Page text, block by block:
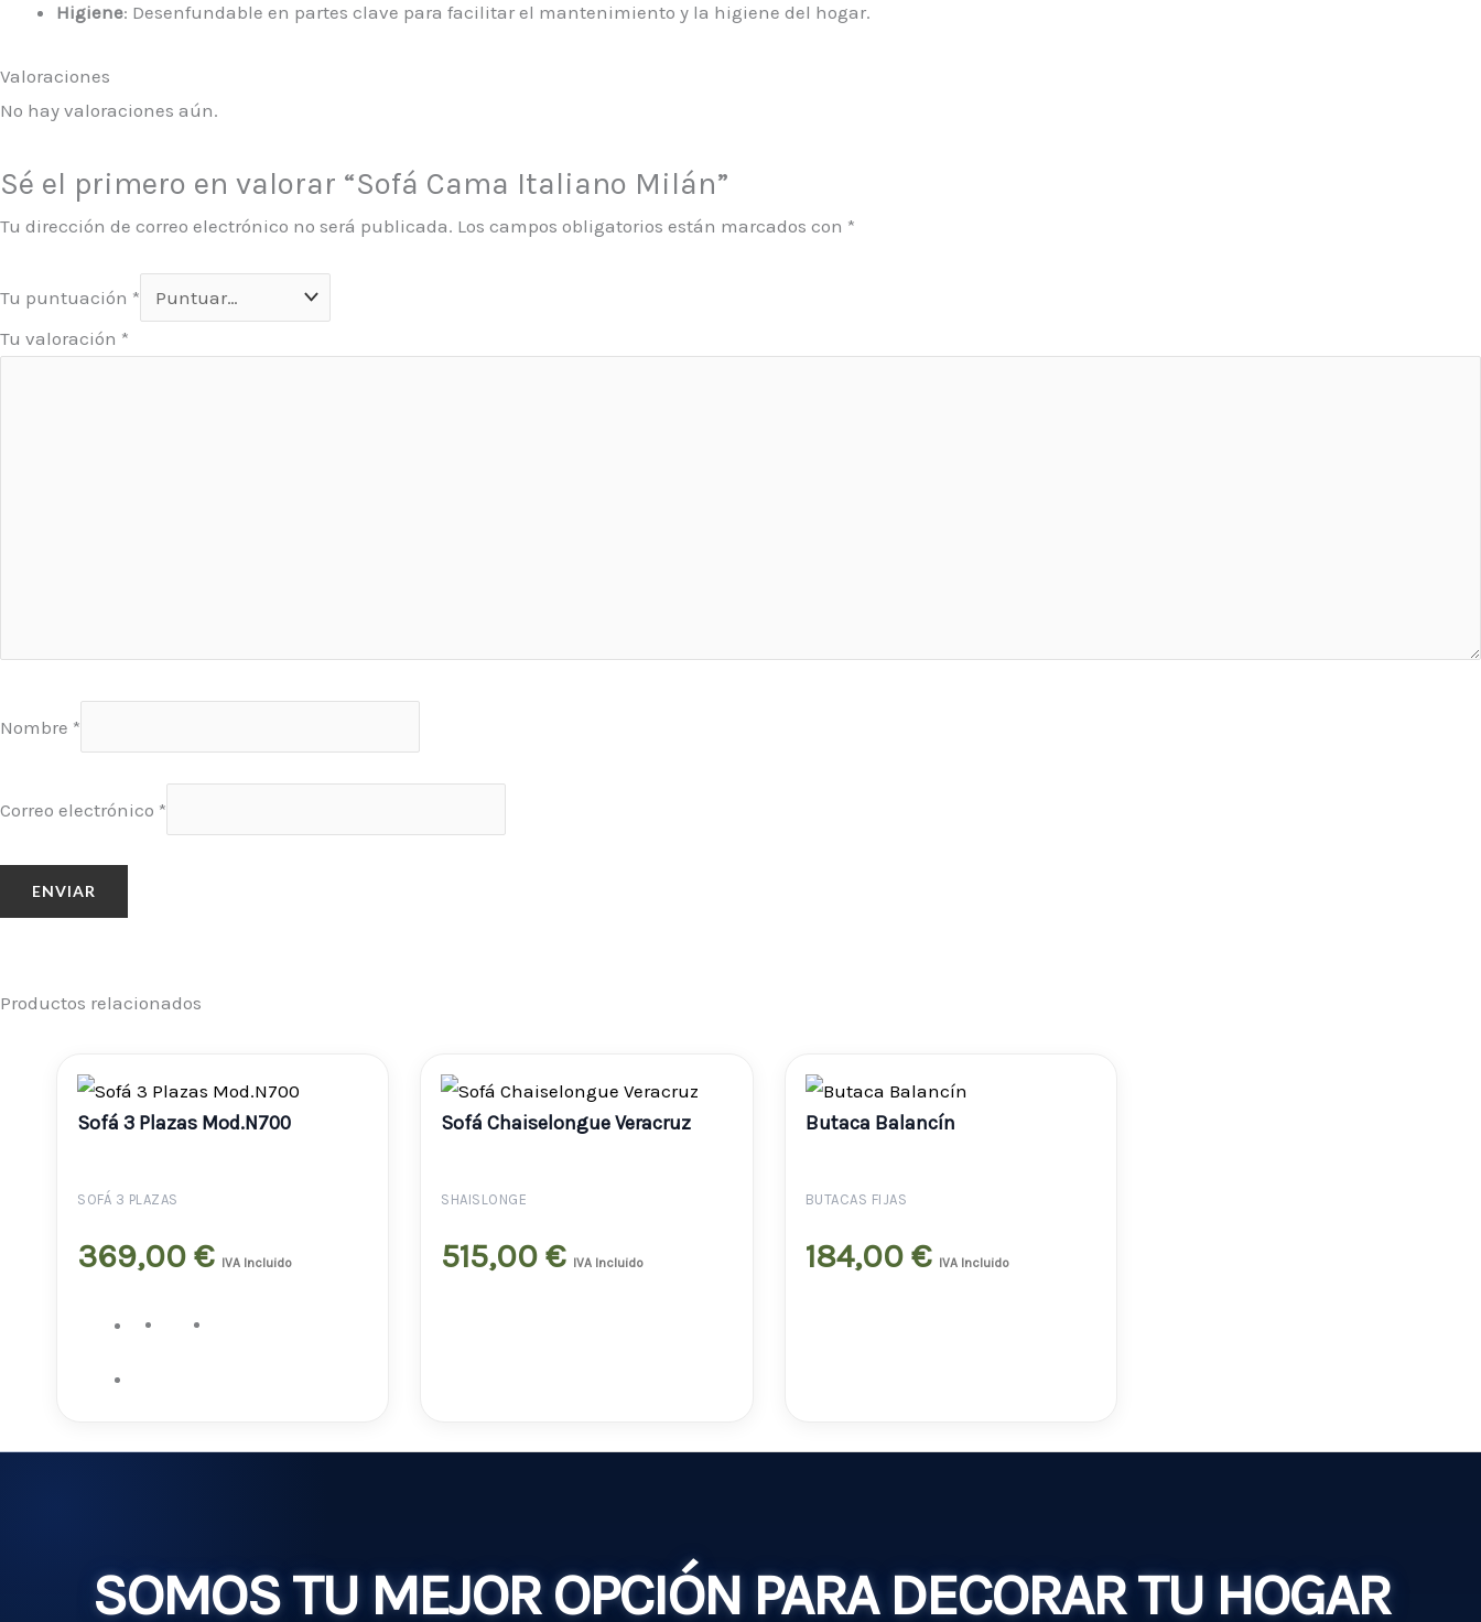
Higiene: Desenfundable en partes clave para facilitar el mantenimiento y la higiene del hogar.
Valoraciones
No hay valoraciones aún.
Sé el primero en valorar “Sofá Cama Italiano Milán”
Tu dirección de correo electrónico no será publicada. Los campos obligatorios están marcados con *
Tu puntuación *
Tu valoración *
Nombre *
Correo electrónico *
Productos relacionados
Sofá 3 Plazas Mod.N700
SOFÁ 3 PLAZAS
369,00€ IVA Incluido
Sofá Chaiselongue Veracruz
SHAISLONGE
515,00€ IVA Incluido
Butaca Balancín
BUTACAS FIJAS
184,00€ IVA Incluido
SOMOS TU MEJOR OPCIÓN PARA DECORAR TU HOGAR